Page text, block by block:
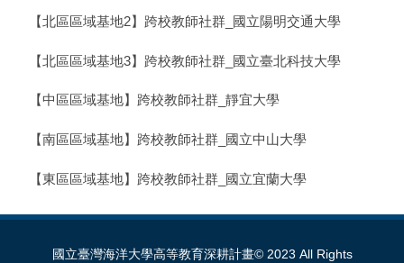
【北區區域基地2】跨校教師社群_國立陽明交通大學
【北區區域基地3】跨校教師社群_國立臺北科技大學
【中區區域基地】跨校教師社群_靜宜大學
【南區區域基地】跨校教師社群_國立中山大學
【東區區域基地】跨校教師社群_國立宜蘭大學
國立臺灣海洋大學高等教育深耕計畫© 2023 All Rights